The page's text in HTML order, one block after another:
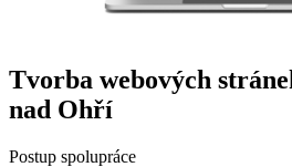
Tvorba webových
nad Ohří
Postup spolupráce